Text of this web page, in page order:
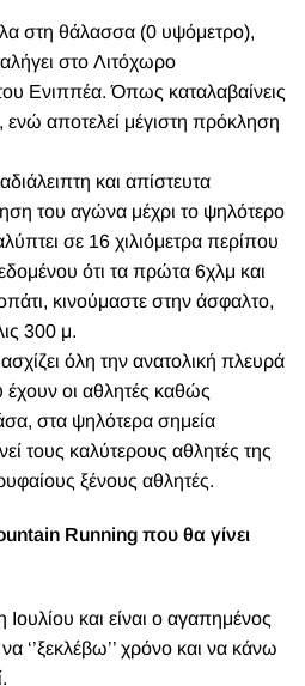
στη θάλασσα (0 υψόμετρο),
στο Λιτόχωρο
Ενιππέα. Όπως καταλαβαίνεις
ενώ αποτελεί μέγιστη πρόκληση
και απίστευτα
του αγώνα μέχρι το ψηλότερο
σε 16 χιλιόμετρα περίπου
ότι τα πρώτα 6χλμ και
κινούμαστε στην άσφαλτο,
300 μ.
όλη την ανατολική πλευρά
οι αθλητές καθώς
στα ψηλότερα σημεία
τους καλύτερους αθλητές της
ξένους αθλητές.
Running που θα γίνει
και είναι ο αγαπημένος
χρόνο και να κάνω